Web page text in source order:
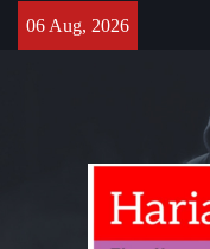
06 Aug, 2026